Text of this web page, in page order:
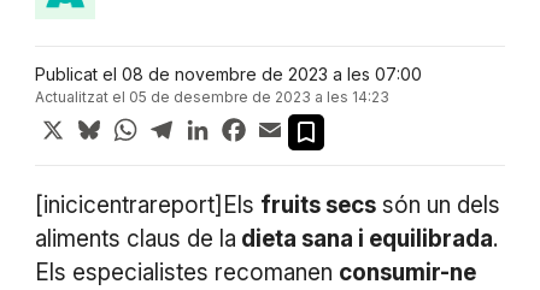
Publicat el 08 de novembre de 2023 a les 07:00
Actualitzat el 05 de desembre de 2023 a les 14:23
X BlueskyWhatsApp
TelegramLinkedInFacebook
Email
[inicicentrareport]Els fruits secssón un dels
aliments claus de la dieta sana i equilibrada.
Els especialistes recomanen consumir-ne